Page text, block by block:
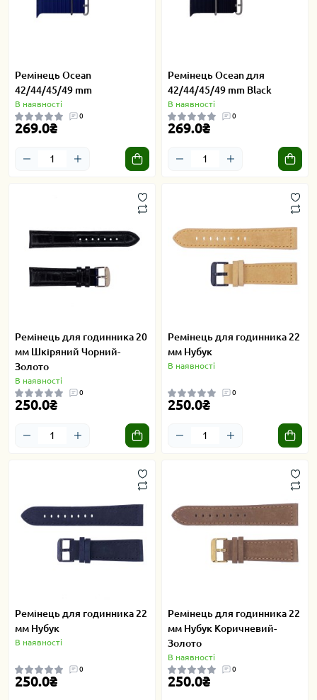
Ремінець Ocean
42/44/45/49 mm
В наявності
0
269.0₴
Ремінець Ocean для
42/44/45/49 mm Black
В наявності
0
269.0₴
Ремінець для годинника 20
мм Шкіряний Чорний-
Золото
В наявності
0
250.0₴
Ремінець для годинника 22
мм Нубук
В наявності
0
250.0₴
Ремінець для годинника 22
мм Нубук
В наявності
0
250.0₴
Ремінець для годинника 22
мм Нубук Коричневий-
Золото
В наявності
0
250.0₴